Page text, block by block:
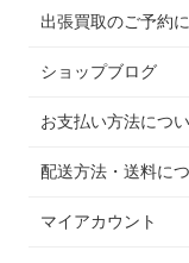
出張買取のご予約
ショップブログ
お支払い方法につ
配送方法・送料に
マイアカウント